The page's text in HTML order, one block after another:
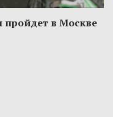
в Москве